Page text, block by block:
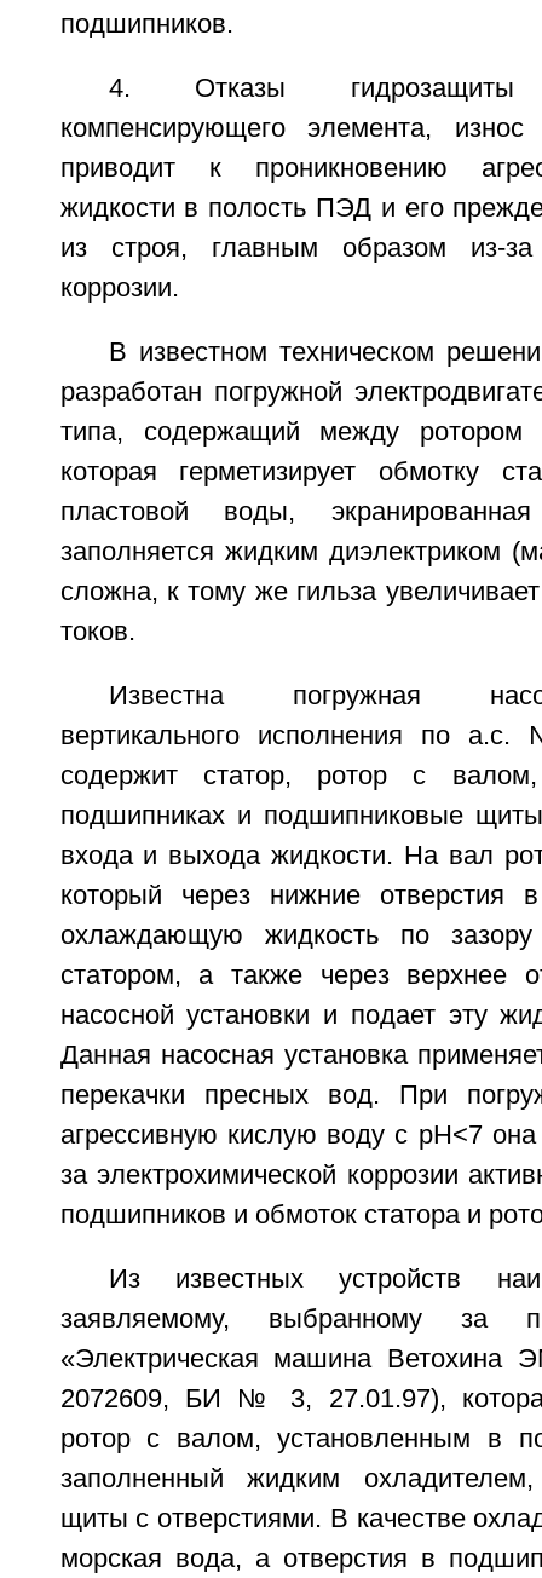
подшипников.
4. Отказы гидрозащиты
компенсирующего элемента,
приводит к проникновению
жидкости в полость ПЭД и его
из строя, главным образом из-за
коррозии.
В известном техническом
разработан погружной
типа, содержащий между ротором
которая герметизирует обмотку
пластовой воды,
заполняется жидким диэлектриком
сложна, к тому же гильза
токов.
Известна погружная
вертикального исполнения по
содержит статор, ротор с
подшипниках и подшипниковые
входа и выхода жидкости. На вал
который через нижние отверстия в
охлаждающую жидкость по
статором, а также через верхнее
насосной установки и подает эту
Данная насосная установка
перекачки пресных вод. При
агрессивную кислую воду с рН<7
за электрохимической коррозии
подшипников и обмоток статора и
Из известных устройств
заявляемому, выбранному за
«Электрическая машина
2072609, БИ № 3, 27.01.97),
ротор с валом, установленным в
заполненный жидким
щиты с отверстиями. В качестве
морская вода, а отверстия в